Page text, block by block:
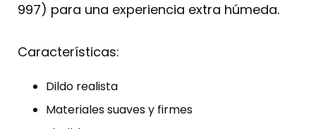
997) para una experiencia extra húmeda.
Características:
Dildo realista
Materiales suaves y firmes